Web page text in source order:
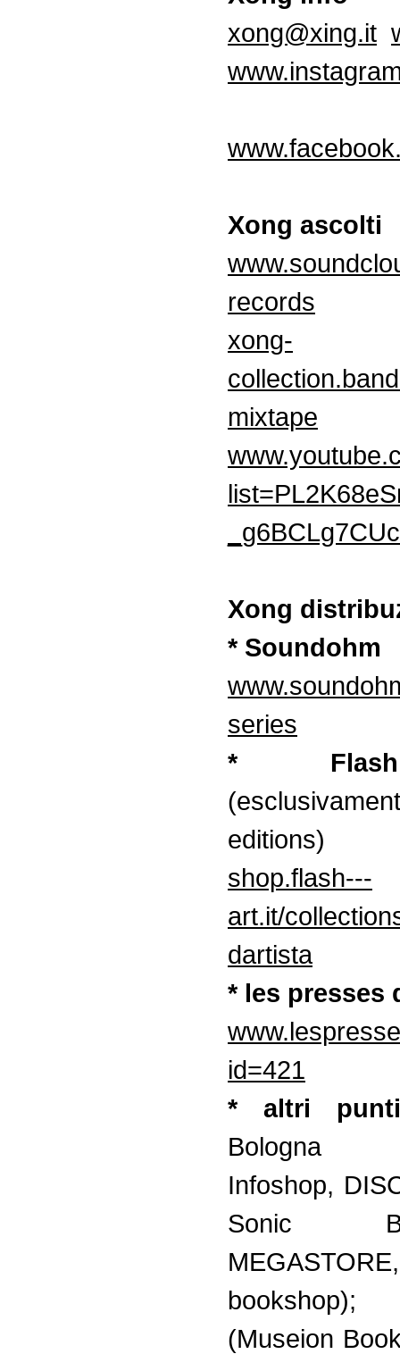
xong@xing.it
Xong ascolti
records
xong-
mixtape
Xong
* Soundohm
series
*
editions)
shop.flash---
art.it/
dartista
* les presses
id=421
* altri
Bologna
Infoshop,
Sonic
(Museion